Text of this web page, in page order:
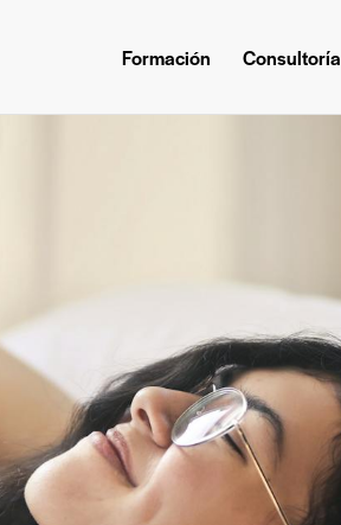
Formación Consultoría